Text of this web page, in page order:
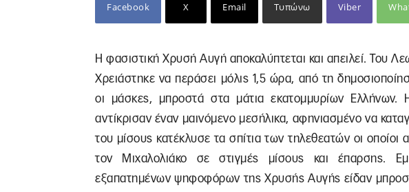
Facebook X Email Τυπώνω Viber
Η φασιστική Χρυσή Αυγή αποκαλύπτεται και απειλεί. Του
Χρειάστηκε να περάσει μόλις 1,5 ώρα, από τη
οι μάσκες, μπροστά στα μάτια εκατομμυρίων Ελλήνων.
αντίκρισαν έναν μαινόμενο μεσήλικα, αφηνιασμένο να
του μίσους κατέκλυσε τα σπίτια των τηλεθεατών οι
τον Μιχαλολιάκο σε στιγμές μίσους και έπαρσης.
εξαπατημένων ψηφοφόρων της Χρυσής Αυγής είδαν